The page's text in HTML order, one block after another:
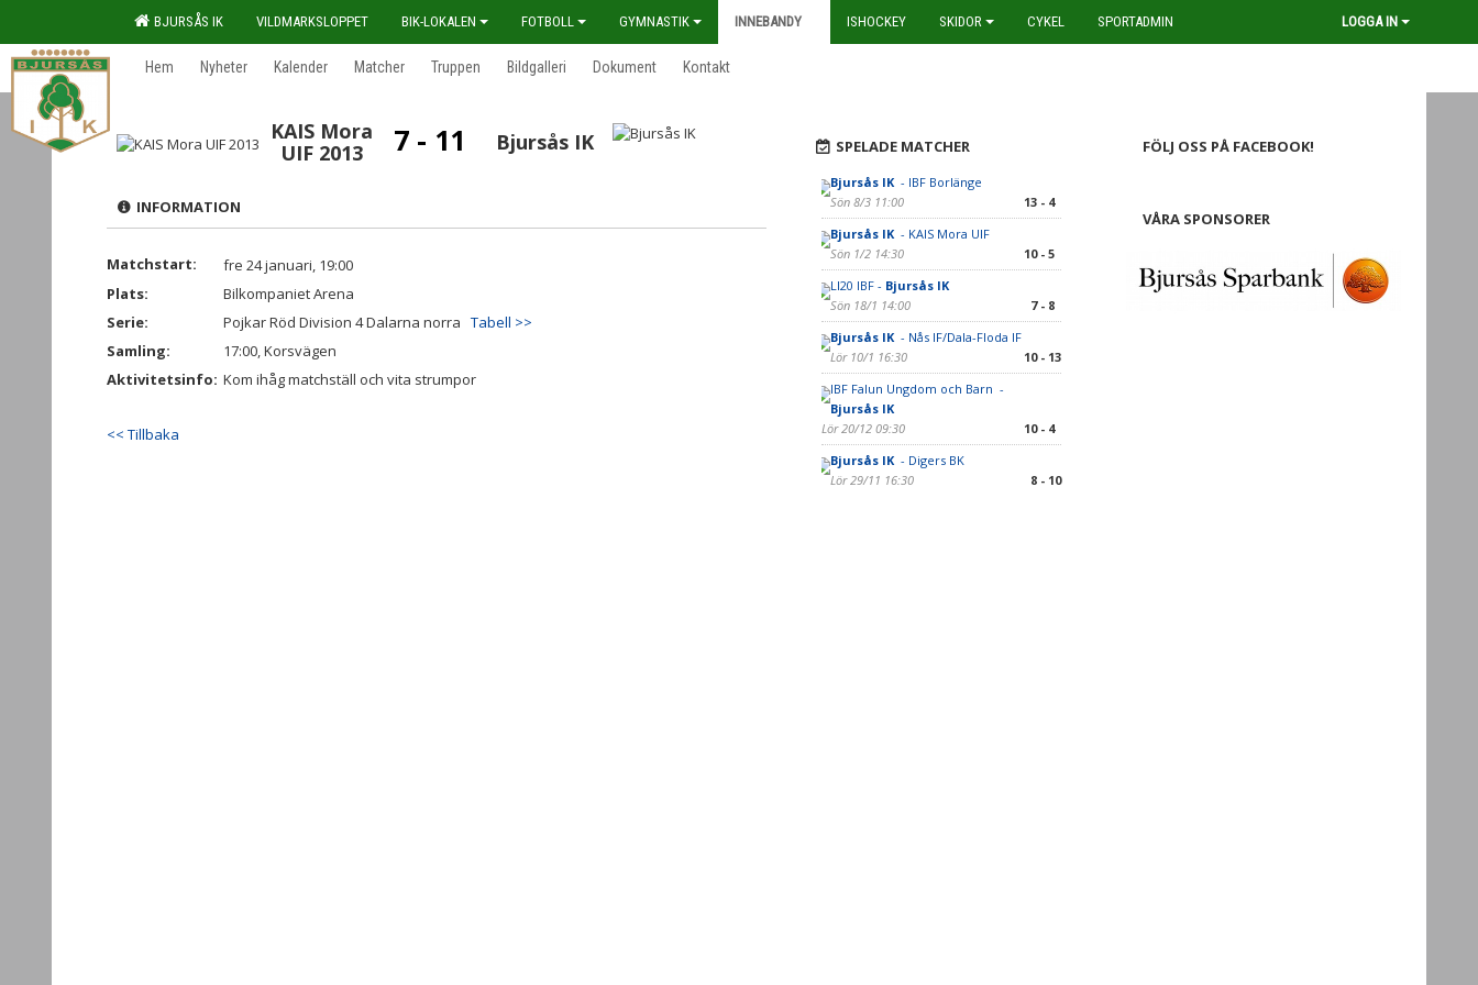
BJURSÅS IK VILDMARKSLOPPET BIK-LOKALEN FOTBOLL GYMNASTIK INNEBANDY ISHOCKEY SKIDOR CYKEL SPORTADMIN LOGGA IN
Hem Nyheter Kalender Matcher Truppen Bildgalleri Dokument Kontakt
KAIS Mora
UIF 2013
7 - 11 Bjursås IK
INFORMATION
Matchstart:
fre 24 januari, 19:00
Plats:
Bilkompaniet Arena
Serie:
Pojkar Röd Division 4 Dalarna norra Tabell >>
Samling:
17:00, Korsvägen
Aktivitetsinfo: Kom ihåg matchställ och vita strumpor
<< Tillbaka
SPELADE MATCHER
Bjursås IK - IBF Borlänge
Sön 8/3 11:00
13 - 4
Bjursås IK - KAIS Mora UIF
Sön 1/2 14:30
10 - 5
LI20 IBF - Bjursås IK
Sön 18/1 14:00
7 - 8
Bjursås IK - Nås IF/Dala-Floda IF
Lör 10/1 16:30
10 - 13
IBF Falun Ungdom och Barn -
Bjursås IK
Lör 20/12 09:30
10 - 4
Bjursås IK - Digers BK
Lör 29/11 16:30
8 - 10
FÖLJ OSS PÅ FACEBOOK!
VÅRA SPONSORER